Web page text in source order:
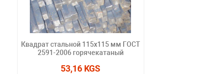
Квадрат стальной 115x115 мм ГОСТ
2591-2006 горячекатаный
53,16 KGS